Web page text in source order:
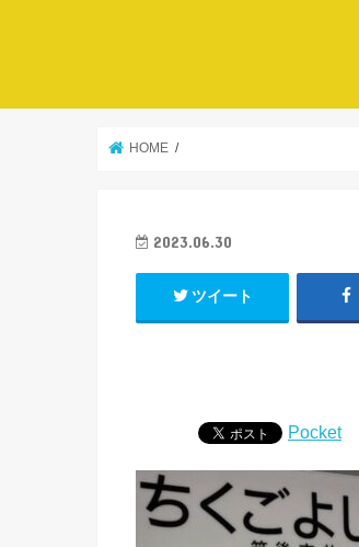
HOME
2023.06.30
ツイート
Pocket